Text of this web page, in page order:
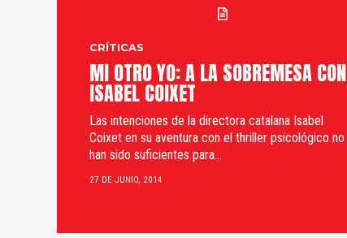
CRÍTICAS
MI OTRO YO: A LA SOBREMESA CON
ISABEL COIXET
Las intenciones de la directora catalana Isabel
Coixet en su aventura con el thriller psicológico no
han sido suficientes para...
27 DE JUNIO, 2014